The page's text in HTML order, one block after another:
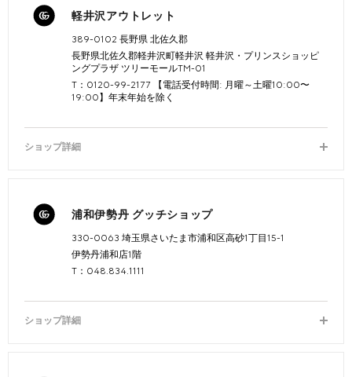
軽井沢アウトレット
389-0102 長野県 北佐久郡
長野県北佐久郡軽井沢町軽井沢 軽井沢・プリンスショッピ
ングプラザ ツリーモールTM-01
T：0120-99-2177 【電話受付時間: 月曜～土曜10:00〜
19:00】年末年始を除く
ショップ詳細
浦和伊勢丹 グッチショップ
330-0063 埼玉県さいたま市浦和区高砂1丁目15-1
伊勢丹浦和店1階
T：048.834.1111
ショップ詳細